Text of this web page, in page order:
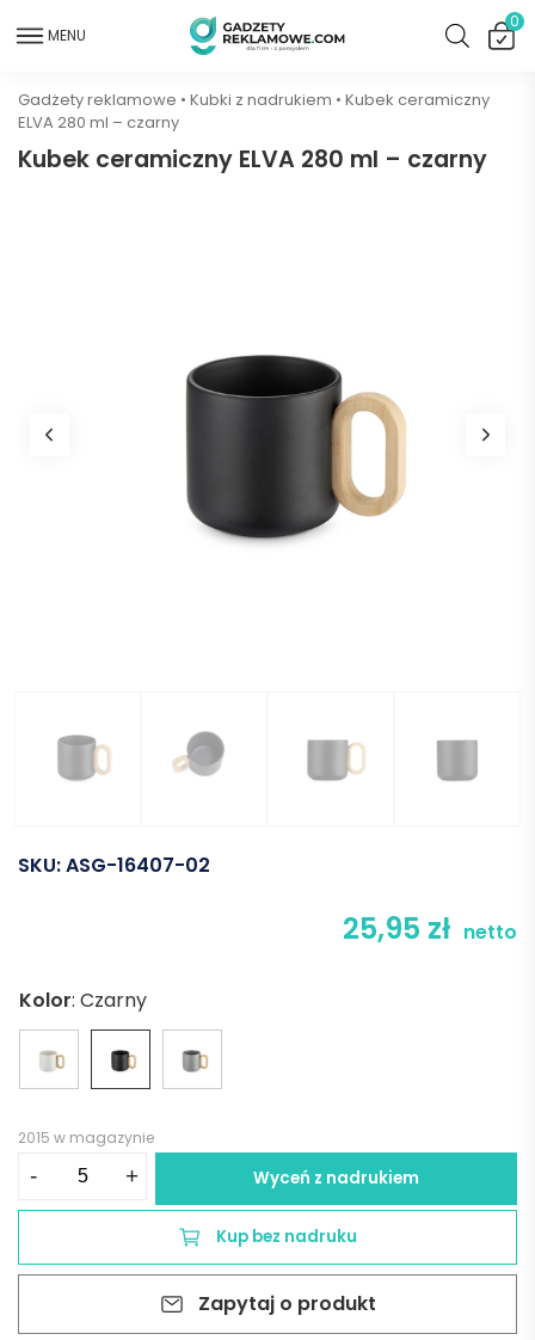
MENU
0
Gadżety reklamowe • Kubki z nadrukiem • Kubek ceramiczny
ELVA 280 ml – czarny
Kubek ceramiczny ELVA 280 ml – czarny
SKU:ASG-16407-02
25,95 zł netto
Kolor: Czarny
2015 w magazynie
-
280
+ Wyceń z nadrukiem
Kup bez nadruku
Zapytaj o produkt